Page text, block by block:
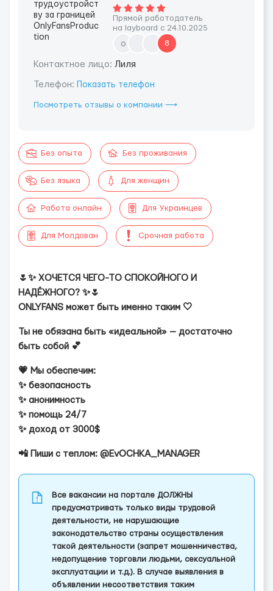
Прямой работодатель
на layboard с 24.10.2025
o 8
Контактное лицо: Лиля
Телефон: Показать телефон
Посмотреть отзывы о компании ⟶
Без опыта Без проживания
Без языка Для женщин
Работа онлайн Для Украинцев
Для Молдован Срочная работа
🌷✨ ХОЧЕТСЯ ЧЕГО-ТО СПОКОЙНОГО И
НАДЁЖНОГО? ✨🌷
ONLYFANS может быть именно таким 🤍
Ты не обязана быть «идеальной» — достаточно
быть собой 💕
💗 Мы обеспечим:
✨ безопасность
✨ анонимность
✨ помощь 24/7
✨ доход от 3000$
📲 Пиши с теплом: @EvOCHKA_MANAGER
Все вакансии на портале ДОЛЖНЫ
предусматривать только виды трудовой
деятельности, не нарушающие
законодательство страны осуществления
такой деятельности (запрет мошенничества,
недопущение торговли людьми, сексуальной
эксплуатации и т.д.). В случае выявления в
объявлении несоответствия таким